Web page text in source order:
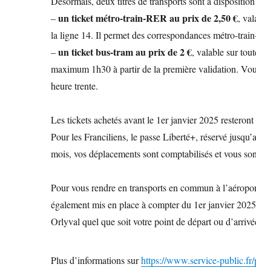
–un ticket métro-train-RER au prix de 2,50 €,
la ligne 14. Il permet des correspondances métro-
–un ticket bus-tram au prix de 2 €, valable sur
maximum 1h30 à partir de la première validation.
heure trente.
Les tickets achetés avant le 1er janvier 2025
Pour les Franciliens, le passe Liberté+, réservé
mois, vos déplacements sont comptabilisés et vous
Pour vous rendre en transports en commun à
également mis en place à compter du 1er janvier
Orlyval quel que soit votre point de départ ou
Plus d’informations surhttps://www.service-